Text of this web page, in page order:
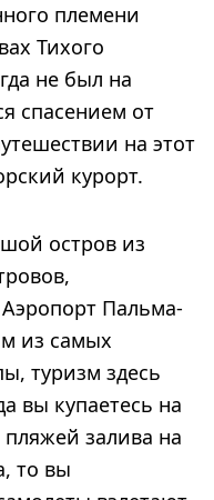
племени
Тихого
не был на
спасением от
на этот
курорт.
остров из
Пальма-
из самых
туризм здесь
вы купаетесь на
залива на
то вы